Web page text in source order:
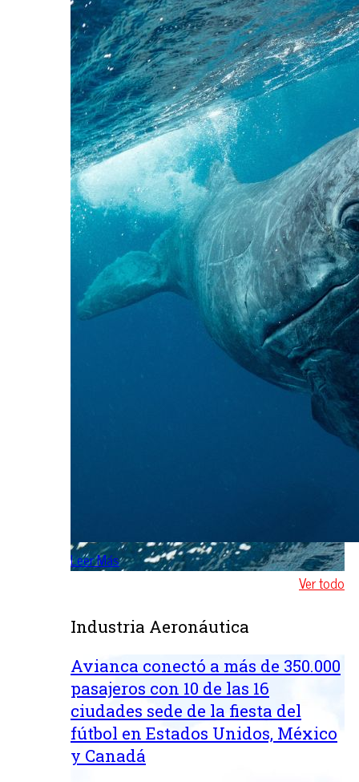
Leer Más
Ver todo
Industria Aeronáutica
Avianca conectó a más de 350.000
pasajeros con 10 de las 16
ciudades sede de la fiesta del
fútbol en Estados Unidos, México
y Canadá